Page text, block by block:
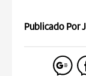
Publicado Por